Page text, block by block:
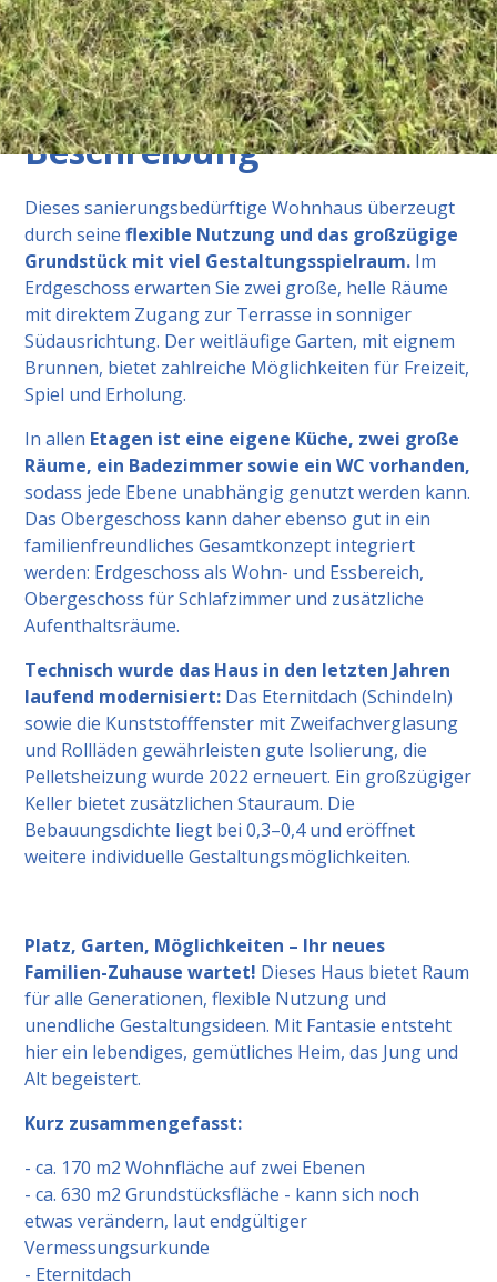
Beschreibung
Dieses sanierungsbedürftige Wohnhaus überzeugt
durch seineflexible Nutzung und das großzügige
Grundstück mit viel Gestaltungsspielraum. Im
Erdgeschoss erwarten Sie zwei große, helle Räume
mit direktem Zugang zur Terrasse in sonniger
Südausrichtung. Der weitläufige Garten, mit eignem
Brunnen, bietet zahlreiche Möglichkeiten für Freizeit,
Spiel und Erholung.
In allen Etagen ist eine eigene Küche, zwei große
Räume, ein Badezimmer sowie ein WC vorhanden,
sodass jede Ebene unabhängig genutzt werden kann.
Das Obergeschoss kann daher ebenso gut in ein
familienfreundliches Gesamtkonzept integriert
werden: Erdgeschoss als Wohn- und Essbereich,
Obergeschoss für Schlafzimmer und zusätzliche
Aufenthaltsräume.
Technisch wurde das Haus in den letzten Jahren
laufend modernisiert: Das Eternitdach (Schindeln)
sowie die Kunststofffenster mit Zweifachverglasung
und Rollläden gewährleisten gute Isolierung, die
Pelletsheizung wurde 2022 erneuert. Ein großzügiger
Keller bietet zusätzlichen Stauraum. Die
Bebauungsdichte liegt bei 0,3–0,4 und eröffnet
weitere individuelle Gestaltungsmöglichkeiten.
Platz, Garten, Möglichkeiten – Ihr neues
Familien-Zuhause wartet! Dieses Haus bietet Raum
für alle Generationen, flexible Nutzung und
unendliche Gestaltungsideen. Mit Fantasie entsteht
hier ein lebendiges, gemütliches Heim, das Jung und
Alt begeistert.
Kurz zusammengefasst:
- ca. 170 m2 Wohnfläche auf zwei Ebenen
- ca. 630 m2 Grundstücksfläche - kann sich noch
etwas verändern, laut endgültiger
Vermessungsurkunde
- Eternitdach
Zentralheizung, Südbalkon / -terrasse, Pellets,
Walmdach, Ziegel, Grünblick